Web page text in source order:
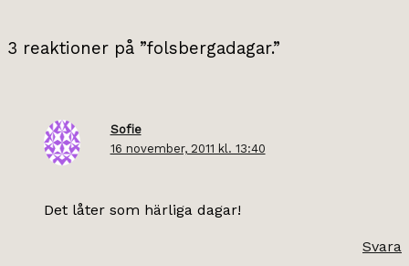
3 reaktioner på ”folsbergadagar.”
Sofie
16 november, 2011 kl. 13:40
Det låter som härliga dagar!
Svara